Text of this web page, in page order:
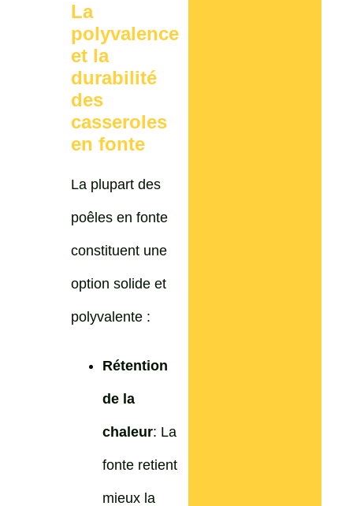
La
polyvalence
et la
durabilité
des
casseroles
en fonte
La plupart des
poêles en fonte
constituent une
option solide et
polyvalente :
Rétention
de la
chaleur: La
fonte retient
mieux la